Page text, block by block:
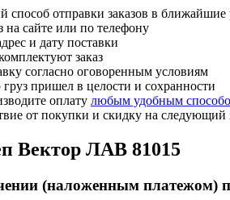
способ отправки заказов в
на сайте или по телефону
и дату поставки
заказ
согласно оговоренным условиям
пришел в целости и сохранности
оплату любым удобным
от покупки и скидку на следующий
Вектор ЛАВ 81015
(наложенным платежом)